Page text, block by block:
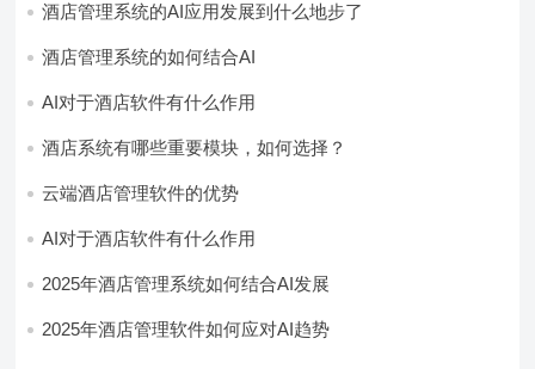
酒店管理系统的AI应用发展到什么地步了
酒店管理系统的如何结合AI
AI对于酒店软件有什么作用
酒店系统有哪些重要模块，如何选择？
云端酒店管理软件的优势
AI对于酒店软件有什么作用
2025年酒店管理系统如何结合AI发展
2025年酒店管理软件如何应对AI趋势